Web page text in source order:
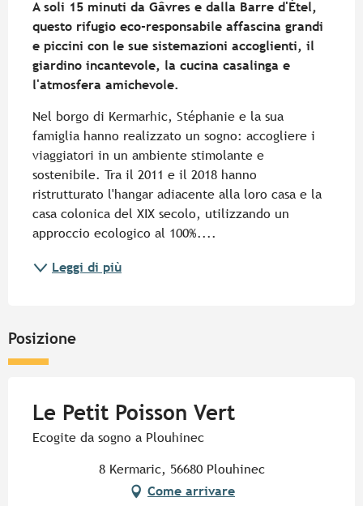
A soli 15 minuti da Gâvres e dalla Barre d'Étel,
questo rifugio eco-responsabile affascina grandi
e piccini con le sue sistemazioni accoglienti, il
giardino incantevole, la cucina casalinga e
l'atmosfera amichevole.
Nel borgo di Kermarhic, Stéphanie e la sua
famiglia hanno realizzato un sogno: accogliere i
viaggiatori in un ambiente stimolante e
sostenibile. Tra il 2011 e il 2018 hanno
ristrutturato l'hangar adiacente alla loro casa e la
casa colonica del XIX secolo, utilizzando un
approccio ecologico al 100%....
Leggi di più
Posizione
Le Petit Poisson Vert
Ecogite da sogno a Plouhinec
8 Kermaric, 56680 Plouhinec
Come arrivare